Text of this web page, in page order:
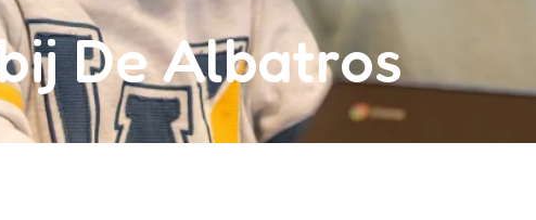
Klachten
De Albatros